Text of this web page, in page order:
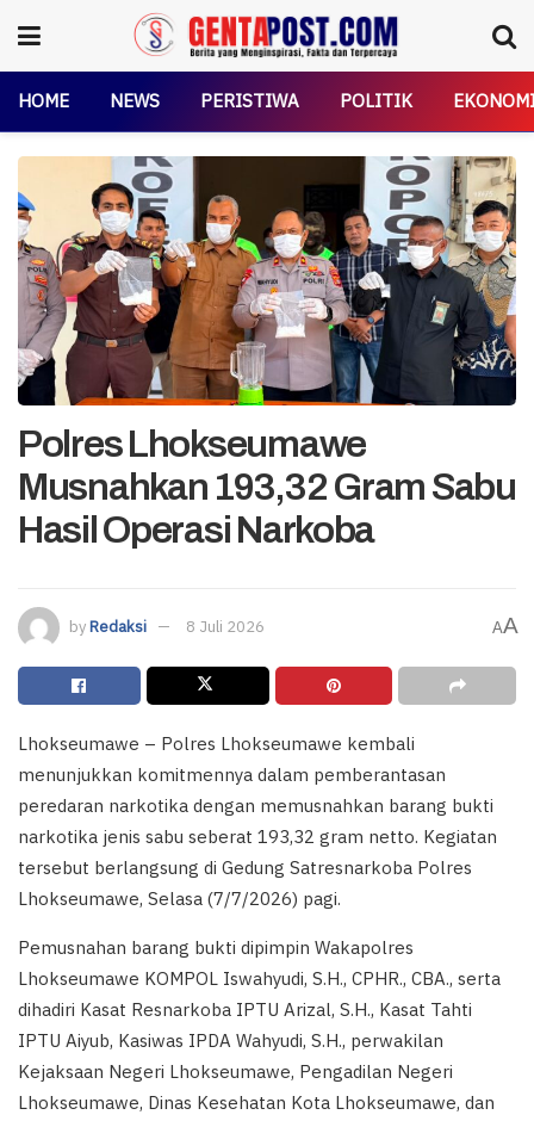
HOME NEWS PERISTIWA POLITIK
Polres Lhokseumawe
Musnahkan 193,32 Gram Sabu
Hasil Operasi Narkoba
byRedaksi 8 Juli 2026 AA
Lhokseumawe – Polres Lhokseumawe kembali
menunjukkan komitmennya dalam pemberantasan
peredaran narkotika dengan memusnahkan barang bukti
narkotika jenis sabu seberat 193,32 gram netto. Kegiatan
tersebut berlangsung di Gedung Satresnarkoba Polres
Lhokseumawe, Selasa (7/7/2026) pagi.
Pemusnahan barang bukti dipimpin Wakapolres
Lhokseumawe KOMPOL Iswahyudi, S.H., CPHR., CBA., serta
dihadiri Kasat Resnarkoba IPTU Arizal, S.H., Kasat Tahti
IPTU Aiyub, Kasiwas IPDA Wahyudi, S.H., perwakilan
Kejaksaan Negeri Lhokseumawe, Pengadilan Negeri
Lhokseumawe, Dinas Kesehatan Kota Lhokseumawe, dan